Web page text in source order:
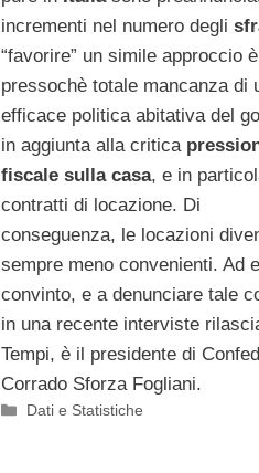
incrementi nel numero degli
“favorire” un simile approccio
pressochè totale mancanza di
efficace politica abitativa del
in aggiunta alla critica
fiscale sulla casa, e in
contratti di locazione. Di
conseguenza, le locazioni
sempre meno convenienti. Ad
convinto, e a denunciare tale
in una recente interviste
Tempi, è il presidente di
Corrado Sforza Fogliani.
Categorie
Dati e Statistiche